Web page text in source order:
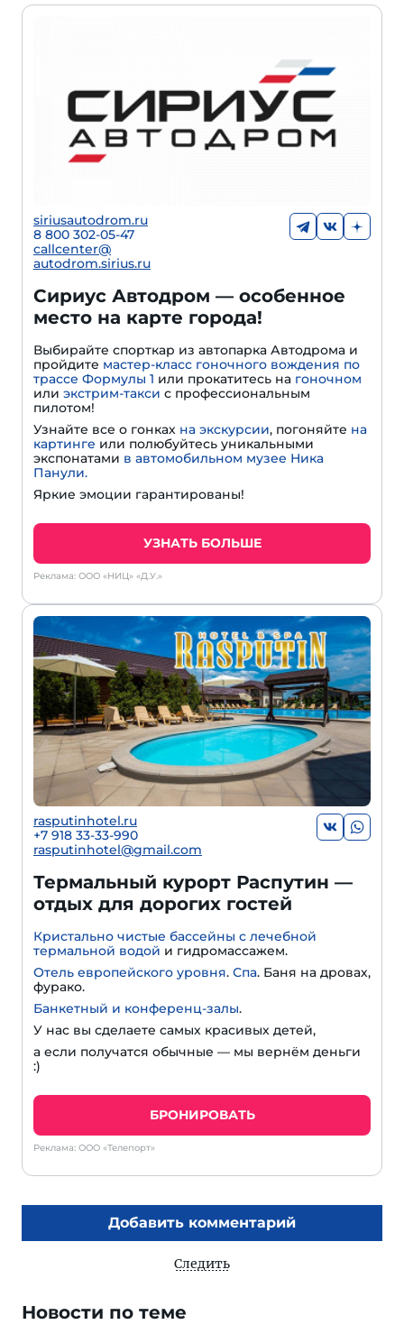
siriusautodrom.ru
8 800 302-05-47
callcenter@
autodrom.sirius.ru
Сириус Автодром — особенное
место на карте города!
Выбирайте спорткар из автопарка Автодрома и
пройдите мастер-класс гоночного вождения по
трассе Формулы 1 или прокатитесь на гоночном
или экстрим-такси с профессиональным
пилотом!
Узнайте все о гонках на экскурсии, погоняйте на
картинге или полюбуйтесь уникальными
экспонатами в автомобильном музее Ника
Панули.
Яркие эмоции гарантированы!
УЗНАТЬ БОЛЬШЕ
Реклама: ООО «НИЦ» «Д.У.»
rasputinhotel.ru
+7 918 33-33-990
rasputinhotel@gmail.com
Термальный курорт Распутин —
отдых для дорогих гостей
Кристально чистые бассейны с лечебной
термальной водой и гидромассажем.
Отель европейского уровня. Спа. Баня на дровах,
фурако.
Банкетный и конференц-залы.
У нас вы сделаете самых красивых детей,
а если получатся обычные — мы вернём деньги
:)
БРОНИРОВАТЬ
Реклама: ООО «Телепорт»
Добавить комментарий
Следить
Новости по теме